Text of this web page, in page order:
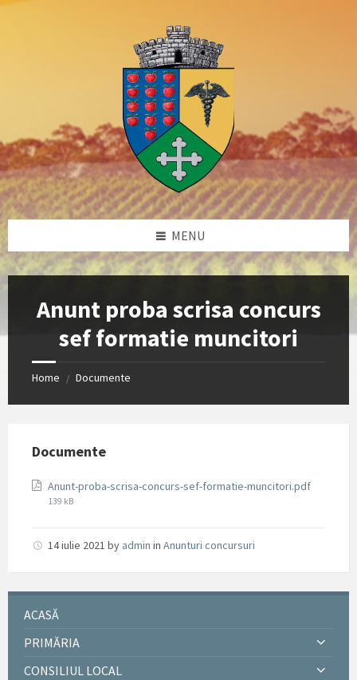
Skip
Skip
Skip
Skip
MENU
Anunt proba scrisa concurs
sef formatie muncitori
Home / Documente
Documente
Anunt-proba-scrisa-concurs-sef-formatie-muncitori.pdf
139 kB
14 iulie 2021 by admin in Anunturi concursuri
ACASĂ
PRIMĂRIA
CONSILIUL LOCAL